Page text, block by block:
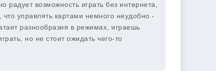
возможность играть без интернета,
управлять картами немного неудобно -
разнообразия в режимах, играешь
но не стоит ожидать чего-то